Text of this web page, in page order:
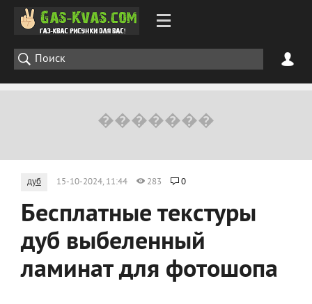
дуб 15-10-2024, 11:44 283 0
Бесплатные текстуры
дуб выбеленный
ламинат для фотошопа